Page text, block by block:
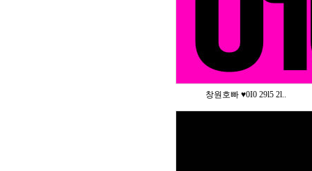
창원호빠 ♥️0I0 29l5 2l..